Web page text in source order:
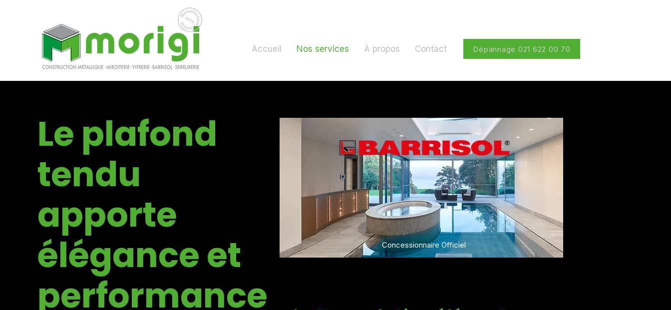
Accueil Nos services À propos Contact Dépannage 021 622 00 70
Le plafond
tendu
apporte
élégance et
performance
Concessionnaire Officiel